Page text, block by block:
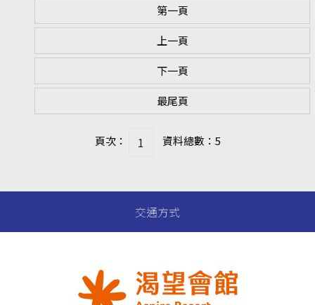
第一頁
上一頁
下一頁
最尾頁
頁次： 資料總數：5
交通方式